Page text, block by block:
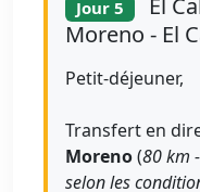
Jour 5
El
Moreno - El
Petit-déjeuner,
Transfert en
Moreno(80 km
selon les